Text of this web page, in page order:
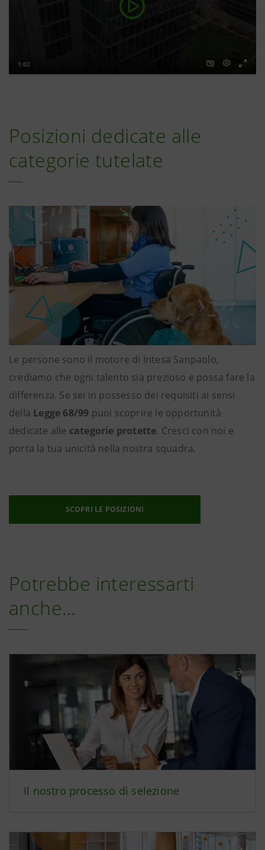
Posizioni dedicate alle
categorie tutelate
Le persone sono il motore di Intesa Sanpaolo,
crediamo che ogni talento sia prezioso e possa fare la
differenza. Se sei in possesso dei requisiti ai sensi
della Legge 68/99 puoi scoprire le opportunità
dedicate alle categorie protette. Cresci con noi e
porta la tua unicità nella nostra squadra.
SCOPRI LE POSIZIONI
Potrebbe interessarti
anche…
Il nostro processo di selezione